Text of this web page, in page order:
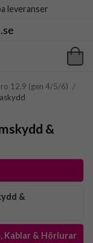
leveranser
12.9 (gen 4/5/6) /
&
&
Kablar & Hörlurar